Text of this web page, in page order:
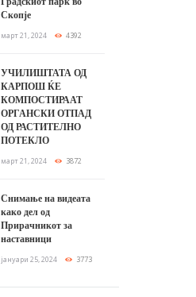
Скопје
март 21, 2024 4392
УЧИЛИШТАТА ОД
КАРПОШ ЌЕ
КОМПОСТИРААТ
ОРГАНСКИ ОТПАД
ОД РАСТИТЕЛНО
ПОТЕКЛО
март 21, 2024 3872
Снимање на видеата
како дел од
Прирачникот за
наставници
јануари 25, 2024 3773